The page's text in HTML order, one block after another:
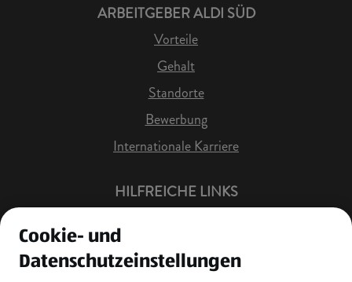
ARBEITGEBER ALDI SÜD
Vorteile
Gehalt
Standorte
Bewerbung
Internationale Karriere
HILFREICHE LINKS
Job Benachrichtigung
Bewerberkonto
Cookie- und
Datenschutzeinstellungen